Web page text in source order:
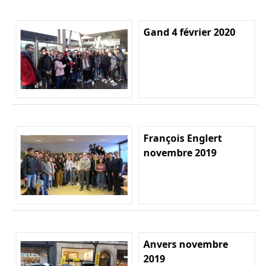
Gand 4 février 2020
François Englert
novembre 2019
Anvers novembre
2019